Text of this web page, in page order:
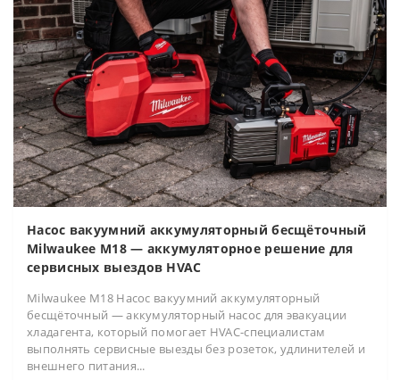
Насос вакуумний аккумуляторный бесщёточный
Milwaukee M18 — аккумуляторное решение для
сервисных выездов HVAC
Milwaukee M18 Насос вакуумний аккумуляторный
бесщёточный — аккумуляторный насос для эвакуации
хладагента, который помогает HVAC-специалистам
выполнять сервисные выезды без розеток, удлинителей и
внешнего питания...